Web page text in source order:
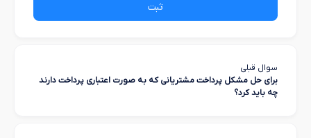
ثبت
سوال قبلی
برای حل مشکل پرداخت مشتریانی که به صورت اعتباری پرداخت دارند
چه باید کرد؟